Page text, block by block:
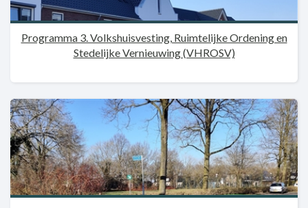
Programma 3. Volkshuisvesting, Ruimtelijke Ordening en
Stedelijke Vernieuwing (VHROSV)